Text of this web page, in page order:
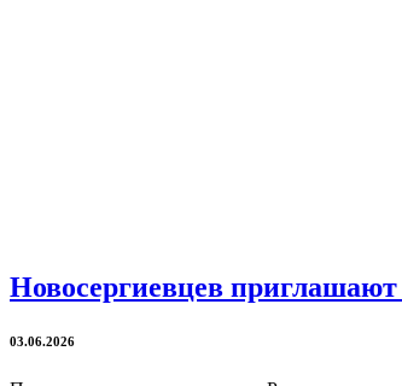
Новосергиевцев
03.06.2026